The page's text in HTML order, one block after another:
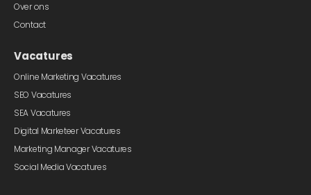
Over ons
Contact
Vacatures
Online Marketing Vacatures
SEO Vacatures
SEA Vacatures
Digital Marketeer Vacatures
Marketing Manager Vacatures
Social Media Vacatures